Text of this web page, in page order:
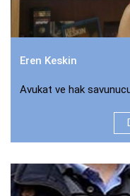
Eren Keskin
Avukat ve hak